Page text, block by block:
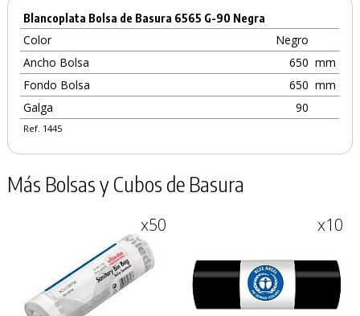
Blancoplata Bolsa de Basura 6565 G-90 Negra
Color
Negro
Ancho Bolsa
650 mm
Fondo Bolsa
650 mm
Galga
90
Ref. 1445
Más Bolsas y Cubos de Basura
x50 x10